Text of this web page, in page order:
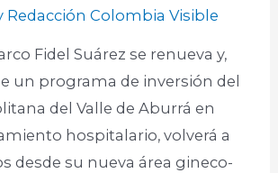
Redacción Colombia Visible
Fidel Suárez se renueva y,
un programa de inversión del
del Valle de Aburrá en
hospitalario, volverá a
desde su nueva área gineco-